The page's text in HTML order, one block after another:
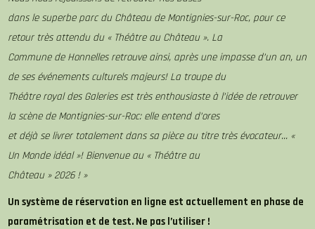
dans le superbe parc du Château de Montignies-sur-Roc, pour ce
retour très attendu du « Théâtre au Château ». La
Commune de Honnelles retrouve ainsi, après une impasse d’un an, un
de ses événements culturels majeurs! La troupe du
Théâtre royal des Galeries est très enthousiaste à l’idée de retrouver
la scène de Montignies-sur-Roc: elle entend d’ores
et déjà se livrer totalement dans sa pièce au titre très évocateur… «
Un Monde idéal »! Bienvenue au « Théâtre au
Château » 2026 ! »
Un système de réservation en ligne est actuellement en phase de
paramétrisation et de test. Ne pas l’utiliser !